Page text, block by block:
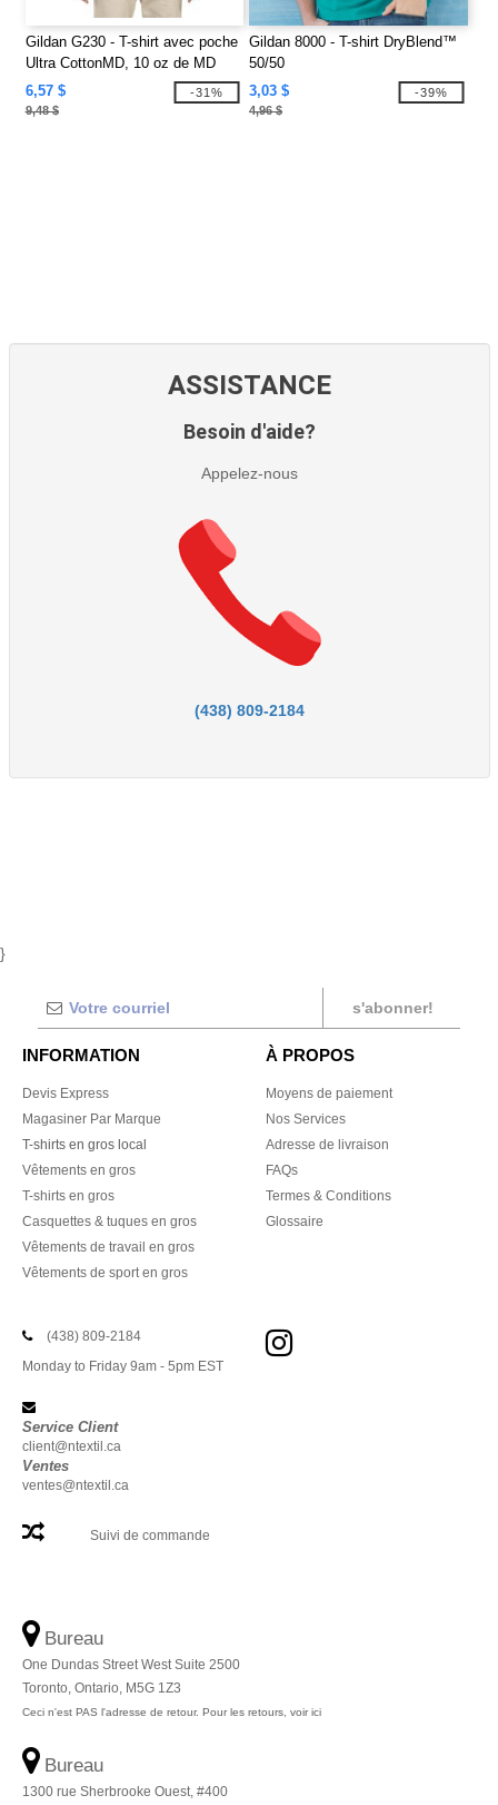
Gildan G230 - T-shirt avec poche
Ultra CottonMD, 10 oz de MD
(2300)
6,57 $
9,48 $
-31%
Gildan 8000 - T-shirt DryBlend™
50/50
3,03 $
4,96 $
-39%
ASSISTANCE
Besoin d'aide?
Appelez-nous
(438) 809-2184
}
s'abonner!
INFORMATION
Devis Express
Magasiner Par Marque
T-shirts en gros local
Vêtements en gros
T-shirts en gros
Casquettes & tuques en gros
Vêtements de travail en gros
Vêtements de sport en gros
À PROPOS
Moyens de paiement
Nos Services
Adresse de livraison
FAQs
Termes & Conditions
Glossaire
(438) 809-2184
Monday to Friday 9am - 5pm EST
Service Client
client@ntextil.ca
Ventes
ventes@ntextil.ca
Suivi de commande
Bureau
One Dundas Street West Suite 2500
Toronto, Ontario, M5G 1Z3
Ceci n'est PAS l'adresse de retour. Pour les retours, voir ici
Bureau
1300 rue Sherbrooke Ouest, #400